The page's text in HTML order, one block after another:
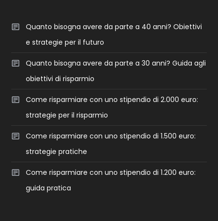
Quanto bisogna avere da parte a 40 anni? Obiettivi
e strategie per il futuro
Quanto bisogna avere da parte a 30 anni? Guida agli
obiettivi di risparmio
Come risparmiare con uno stipendio di 2.000 euro:
strategie per il risparmio
Come risparmiare con uno stipendio di 1.500 euro:
strategie pratiche
Come risparmiare con uno stipendio di 1.200 euro:
guida pratica